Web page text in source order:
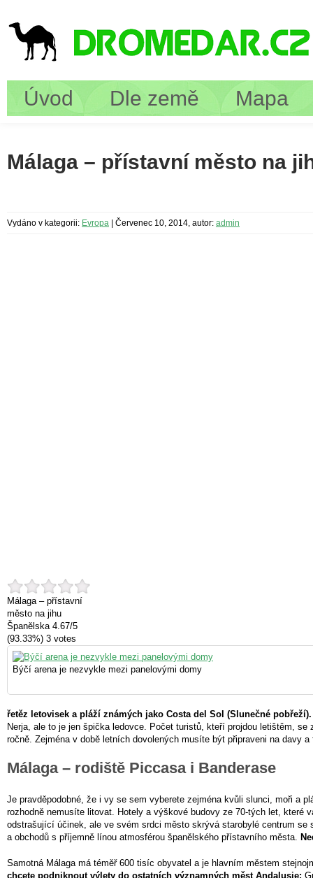
Úvod Dle země Mapa
Málaga – přístavní město na
Vydáno v kategorii: Evropa Červenec 10, 2014, autor: admin
Málaga – přístavní
město na jihu
Španělska 4.67/5
(93.33%) 3 votes
Býčí arena je nezvykle mezi panelovými domy
řetěz letovisek a pláží známých jako Costa del Sol (Slunečné pobřeží).
Nerja, ale to je jen špička ledovce. Počet turistů, kteří projdou letištěm,
ročně. Zejména v době letních dovolených musíte být připraveni na davy a
Málaga – rodiště Piccasa i Banderase
Je pravděpodobné, že i vy se sem vyberete zejména kvůli slunci, moři a
rozhodně nemusíte litovat. Hotely a výškové budovy ze 70-tých let, které
odstrašující účinek, ale ve svém srdci město skrývá starobylé centrum se
a obchodů s příjemně línou atmosférou španělského přístavního města.
Samotná Málaga má téměř 600 tisíc obyvatel a je hlavním městem
chcete podniknout výlety do ostatních významných měst Andalusie: